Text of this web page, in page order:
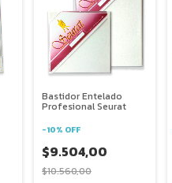
Bastidor Entelado
Profesional Seurat
-10% OFF
$9.504,00
$10.560,00